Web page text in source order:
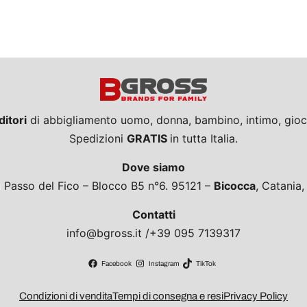
di abbigliamento uomo, donna, bambino, intimo,
Spedizioni GRATIS in tutta Italia.
Dove siamo
Passo del Fico – Blocco B5 n°6. 95121 – Bicocca,
Contatti
info@bgross.it /+39 095 7139317
Facebook Instagram TikTok
Condizioni di venditaTempi di consegna e resiPrivacy Policy